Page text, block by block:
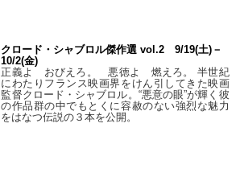
クロード・シャブロル傑作選 vol.2 9/19(土)－
10/2(金)
正義よ おびえろ。 悪徳よ 燃えろ。 半世紀
にわたりフランス映画界をけん引してきた映画
監督クロード・シャブロル。“悪意の眼”が輝く彼
の作品群の中でもとくに容赦のない強烈な魅力
をはなつ伝説の３本を公開。